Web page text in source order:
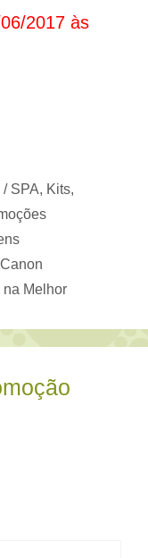
2017 às
/ SPA, Kits,
Melhor